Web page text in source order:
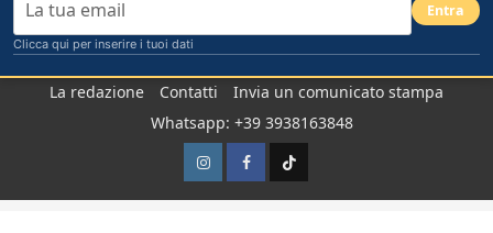
La redazione Contatti
Invia un comunicato stampa
Whatsapp: +39 3938163848
InstagramFacebook
TikTok
Entra
Clicca qui per inserire i tuoi dati